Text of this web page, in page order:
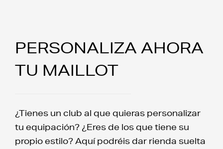
PERSONALIZA AHORA
TU MAILLOT
¿Tienes un club al que quieras personalizar
tu equipación? ¿Eres de los que tiene su
propio estilo? Aquí podréis dar rienda suelta